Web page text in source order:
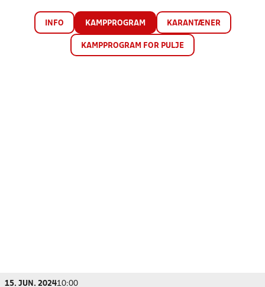
INFO KAMPPROGRAM KARANTÆNER
KAMPPROGRAM FOR PULJE
15. JUN. 202410:00